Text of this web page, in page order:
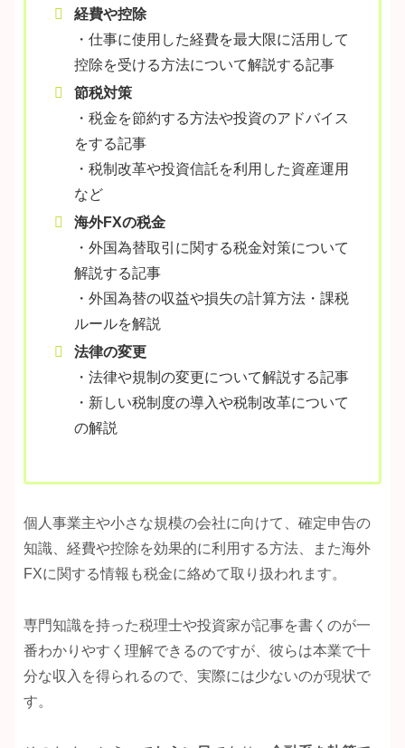
経費や控除
・仕事に使用した経費を最大限に活用して
控除を受ける方法について解説する記事
節税対策
・税金を節約する方法や投資のアドバイス
をする記事
・税制改革や投資信託を利用した資産運用
など
海外FXの税金
・外国為替取引に関する税金対策について
解説する記事
・外国為替の収益や損失の計算方法・課税
ルールを解説
法律の変更
・法律や規制の変更について解説する記事
・新しい税制度の導入や税制改革について
の解説
個人事業主や小さな規模の会社に向けて、確定申告の
知識、経費や控除を効果的に利用する方法、また海外
FXに関する情報も税金に絡めて取り扱われます。
専門知識を持った税理士や投資家が記事を書くのが一
番わかりやすく理解できるのですが、彼らは本業で十
分な収入を得られるので、実際には少ないのが現状で
す。